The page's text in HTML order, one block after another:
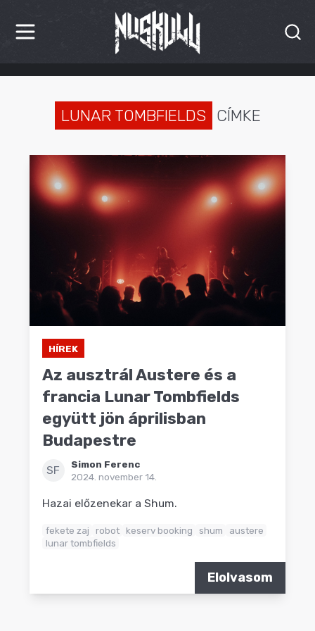
HÍREK
KRITIKÁK
INTERJÚK
PREMIEREK
MÁSVILÁG
LUNAR TOMBFIELDS CÍMKE
HÍREK
Az ausztrál Austere és a
francia Lunar Tombfields
együtt jön áprilisban
Budapestre
SF
Simon Ferenc
2024. november 14.
Hazai előzenekar a Shum.
fekete zaj robot keserv booking shum
austere
lunar tombfields
Elolvasom